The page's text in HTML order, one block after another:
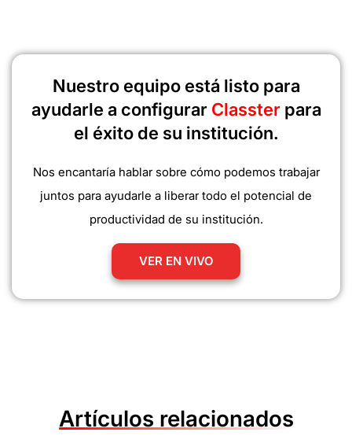
Nuestro equipo está listo para
ayudarle a configurar Classter para
el éxito de su institución.
Nos encantaría hablar sobre cómo podemos trabajar
juntos para ayudarle a liberar todo el potencial de
productividad de su institución.
VER EN VIVO
Artículos relacionados